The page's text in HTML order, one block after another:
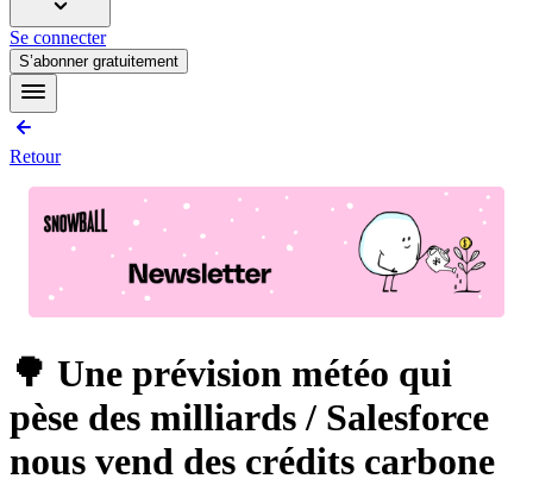
Se connecter
S’abonner gratuitement
Retour
🌳 Une prévision météo qui
pèse des milliards / Salesforce
nous vend des crédits carbone